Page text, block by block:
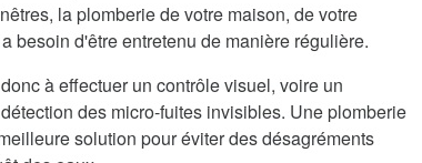
la plomberie de votre maison, de votre
besoin d'être entretenu de manière régulière.
à effectuer un contrôle visuel, voire un
des micro-fuites invisibles. Une plomberie
solution pour éviter des désagréments